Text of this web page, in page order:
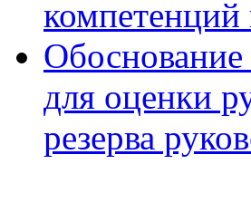
компетенций
для оценки
резерва